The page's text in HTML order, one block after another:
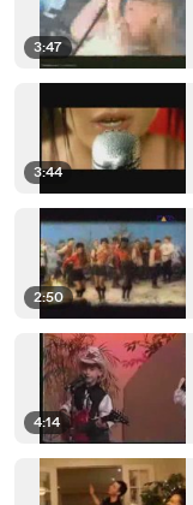
3:47
3:44
2:50
4:14